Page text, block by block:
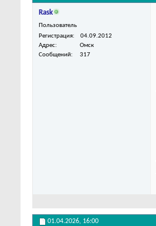
Rask
Пользователь
Регистрация
04.09.2012
Адрес
Омск
Сообщений
317
01.04.2026, 16:00